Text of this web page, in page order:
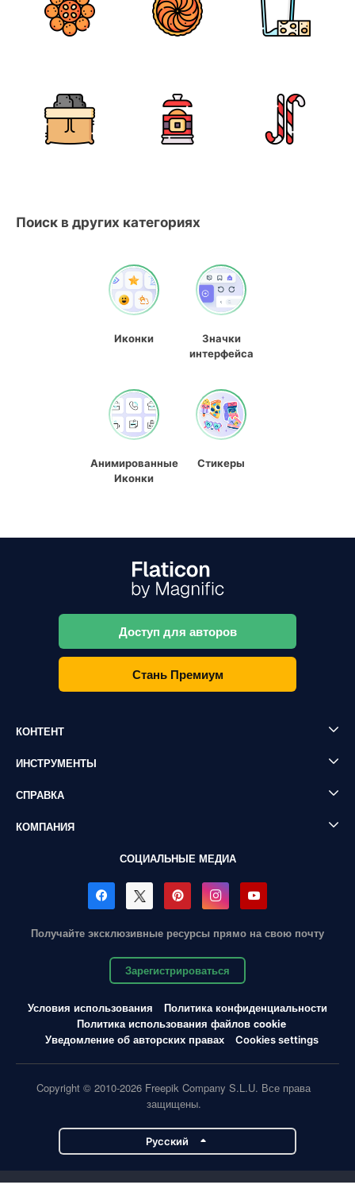
Поиск в других категориях
Иконки
Значки
интерфейса
Анимированные
Иконки
Стикеры
Доступ для авторов
Стань Премиум
КОНТЕНТ
ИНСТРУМЕНТЫ
СПРАВКА
КОМПАНИЯ
СОЦИАЛЬНЫЕ МЕДИА
Получайте эксклюзивные ресурсы прямо на свою почту
Зарегистрироваться
Условия использования
Политика конфиденциальности
Политика использования файлов cookie
Уведомление об авторских правах
Cookies settings
Copyright © 2010-2026 Freepik Company S.L.U. Все права
защищены.
Pусский